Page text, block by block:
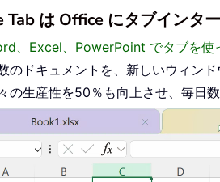
Tab は Office にタブインタ
、Excel、PowerPoint でタブを使
のドキュメントを、新しいウィン
の生産性を50％も向上させ、毎日